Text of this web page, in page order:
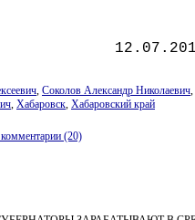
, Соколов Александр Николаевич,
, Хабаровск, Хабаровский край
(20)